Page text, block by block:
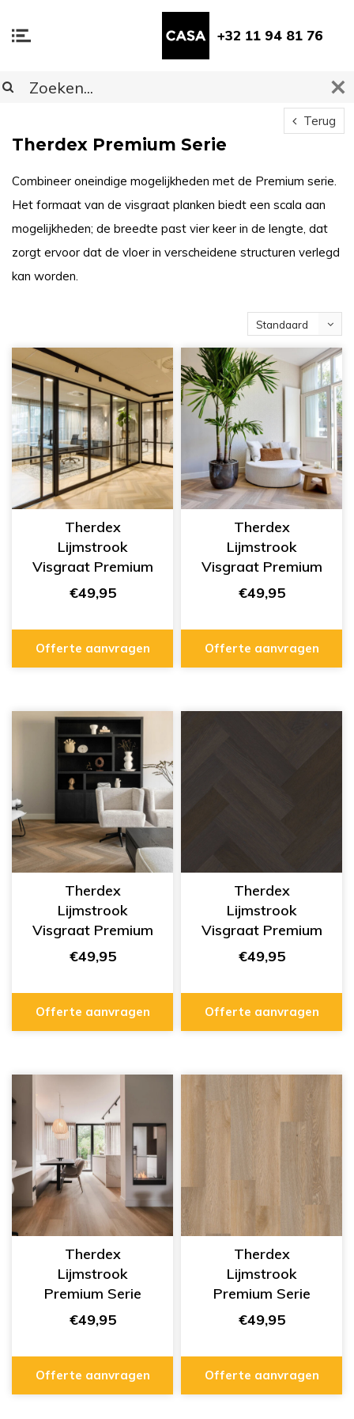
+32 11 94 81 76
Terug
Therdex Premium Serie
Combineer oneindige mogelijkheden met de Premium serie.
Het formaat van de visgraat planken biedt een scala aan
mogelijkheden; de breedte past vier keer in de lengte, dat
zorgt ervoor dat de vloer in verscheidene structuren verlegd
kan worden.
Standaard
Therdex
Lijmstrook
Visgraat Premium
Serie 7001
€49,95
Offerte aanvragen
Therdex
Lijmstrook
Visgraat Premium
Serie 7004
€49,95
Offerte aanvragen
Therdex
Lijmstrook
Visgraat Premium
Serie 7005
€49,95
Offerte aanvragen
Therdex
Lijmstrook
Visgraat Premium
Serie 7006
€49,95
Offerte aanvragen
Therdex
Lijmstrook
Premium Serie
70010
€49,95
Offerte aanvragen
Therdex
Lijmstrook
Premium Serie
70040
€49,95
Offerte aanvragen